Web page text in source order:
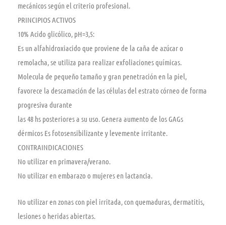
mecánicos según el criterio profesional.
PRINCIPIOS ACTIVOS
10% Acido glicólico, pH=3,5:
Es un alfahidroxiacido que proviene de la caña de azúcar o
remolacha, se utiliza para realizar exfoliaciones químicas.
Molecula de pequeño tamaño y gran penetración en la piel,
favorece la descamación de las células del estrato córneo de forma
progresiva durante
las 48 hs posteriores a su uso. Genera aumento de los GAGs
dérmicos Es fotosensibilizante y levemente irritante.
CONTRAINDICACIONES
No utilizar en primavera/verano.
No utilizar en embarazo o mujeres en lactancia.
No utilizar en zonas con piel irritada, con quemaduras, dermatitis,
lesiones o heridas abiertas.